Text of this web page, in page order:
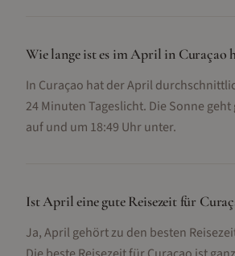
Wie lange ist es im April in Curaçao
In Curaçao hat der April
24 Minuten Tageslicht. Die Sonne geht
auf und um 18:49 Uhr unter.
Ist April eine gute Reisezeit für
Ja, April gehört zu den besten